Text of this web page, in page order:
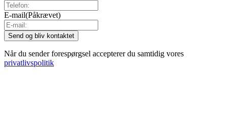
E-mail(Påkrævet)
Når du sender forespørgsel accepterer du samtidig vores
privatlivspolitik